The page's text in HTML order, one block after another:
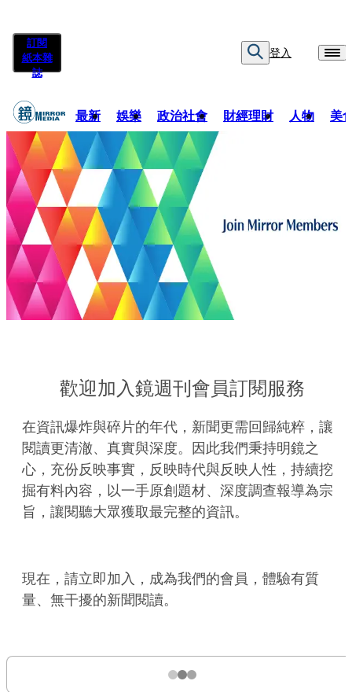
訂閱
紙本雜
誌
登入
最新 娛樂 政治社會 財經理財 人物 美
歡迎加入鏡週刊會員訂閱服務
在資訊爆炸與碎片的年代，新聞更需回歸純粹，讓
閱讀更清澈、真實與深度。因此我們秉持明鏡之
心，充份反映事實，反映時代與反映人性，持續挖
掘有料內容，以一手原創題材、深度調查報導為宗
旨，讓閱聽大眾獲取最完整的資訊。
現在，請立即加入，成為我們的會員，體驗有質
量、無干擾的新聞閱讀。